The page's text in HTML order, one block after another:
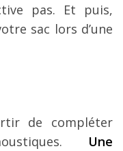
pas. Et puis,
sac lors d’une
de compléter
Une